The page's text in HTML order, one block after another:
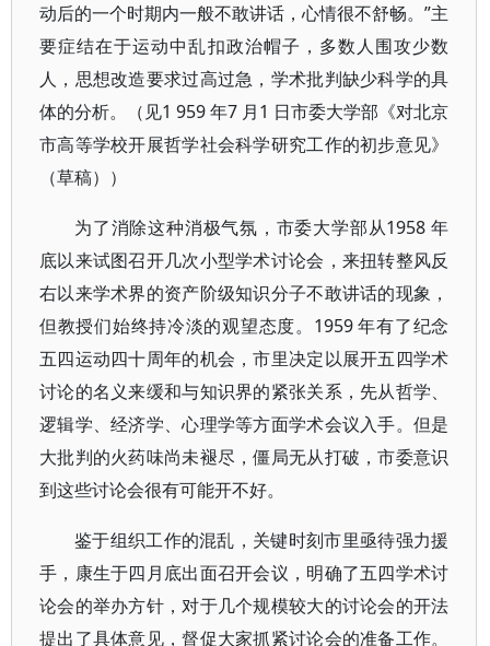
动后的一个时期内一般不敢讲话，心情很不舒畅。”主
要症结在于运动中乱扣政治帽子，多数人围攻少数
人，思想改造要求过高过急，学术批判缺少科学的具
体的分析。（见1 959 年7 月1 日市委大学部《对北京
市高等学校开展哲学社会科学研究工作的初步意见》
（草稿））
为了消除这种消极气氛，市委大学部从1958 年
底以来试图召开几次小型学术讨论会，来扭转整风反
右以来学术界的资产阶级知识分子不敢讲话的现象，
但教授们始终持冷淡的观望态度。1959 年有了纪念
五四运动四十周年的机会，市里决定以展开五四学术
讨论的名义来缓和与知识界的紧张关系，先从哲学、
逻辑学、经济学、心理学等方面学术会议入手。但是
大批判的火药味尚未褪尽，僵局无从打破，市委意识
到这些讨论会很有可能开不好。
鉴于组织工作的混乱，关键时刻市里亟待强力援
手，康生于四月底出面召开会议，明确了五四学术讨
论会的举办方针，对于几个规模较大的讨论会的开法
提出了具体意见，督促大家抓紧讨论会的准备工作。